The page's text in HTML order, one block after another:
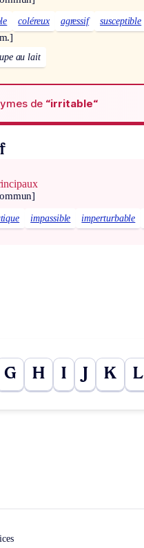
coléreux agressif susceptible
au lait
de “irritable“
impassible imperturbable
G H I J K L